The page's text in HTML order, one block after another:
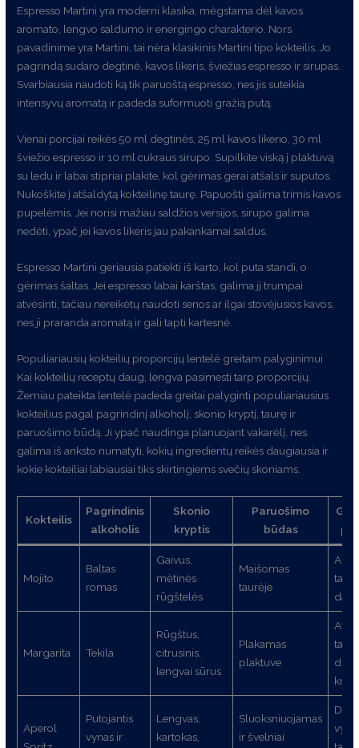
Espresso Martini yra moderni klasika, mėgstama dėl kavos
aromato, lengvo saldumo ir energingo charakterio. Nors
pavadinime yra Martini, tai nėra klasikinis Martini tipo kokteilis. Jo
pagrindą sudaro degtinė, kavos likeris, šviežias espresso ir sirupas.
Svarbiausia naudoti ką tik paruoštą espresso, nes jis suteikia
intensyvų aromatą ir padeda suformuoti gražią putą.
Vienai porcijai reikės 50 ml degtinės, 25 ml kavos likerio, 30 ml
šviežio espresso ir 10 ml cukraus sirupo. Supilkite viską į plaktuvą
su ledu ir labai stipriai plakite, kol gėrimas gerai atšals ir suputos.
Nukoškite į atšaldytą kokteilinę taurę. Papuošti galima trimis kavos
pupelėmis. Jei norisi mažiau saldžios versijos, sirupo galima
nedėti, ypač jei kavos likeris jau pakankamai saldus.
Espresso Martini geriausia patiekti iš karto, kol puta standi, o
gėrimas šaltas. Jei espresso labai karštas, galima jį trumpai
atvėsinti, tačiau nereikėtų naudoti senos ar ilgai stovėjusios kavos,
nes ji praranda aromatą ir gali tapti kartesnė.
Populiariausių kokteilių proporcijų lentelė greitam palyginimui
Kai kokteilių receptų daug, lengva pasimesti tarp proporcijų.
Žemiau pateikta lentelė padeda greitai palyginti populiariausius
kokteilius pagal pagrindinį alkoholį, skonio kryptį, taurę ir
paruošimo būdą. Ji ypač naudinga planuojant vakarėlį, nes
galima iš anksto numatyti, kokių ingredientų reikės daugiausia ir
kokie kokteiliai labiausiai tiks skirtingiems svečių skoniams.
Kokteilis
Pagrindinis
alkoholis
Skonio
kryptis
Paruošimo
būdas
Mojito
Baltas
romas
Gaivus,
mėtinės
rūgštelės
Maišomas
taurėje
Margarita Tekila
Rūgštus,
citrusinis,
lengvai sūrus
Plakamas
plaktuve
Aperol
Putojantis
vynas ir
Lengvas,
kartokas,
Sluoksniuojamas
ir švelniai
vyno